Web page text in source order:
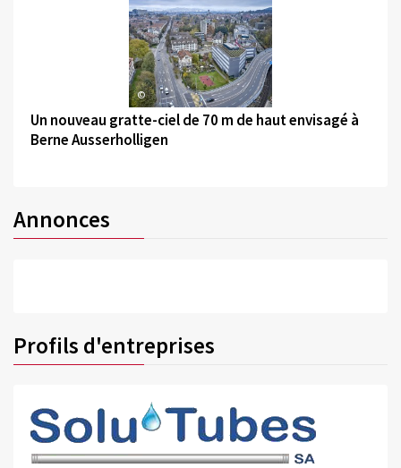
©
Un nouveau gratte-ciel de 70 m de haut envisagé à
Berne Ausserholligen
Annonces
Profils d'entreprises